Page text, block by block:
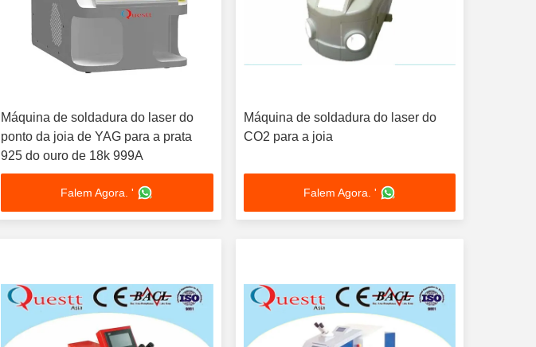
Máquina de soldadura do laser do
ponto da joia de YAG para a prata
925 do ouro de 18k 999A
Falem Agora. '
Máquina de soldadura do laser do
CO2 para a joia
Falem Agora. '